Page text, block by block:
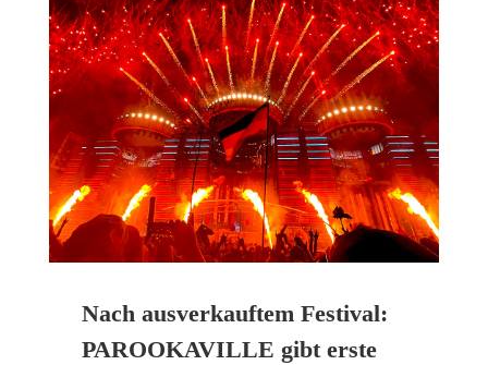
Nach ausverkauftem Festival:
PAROOKAVILLE gibt erste